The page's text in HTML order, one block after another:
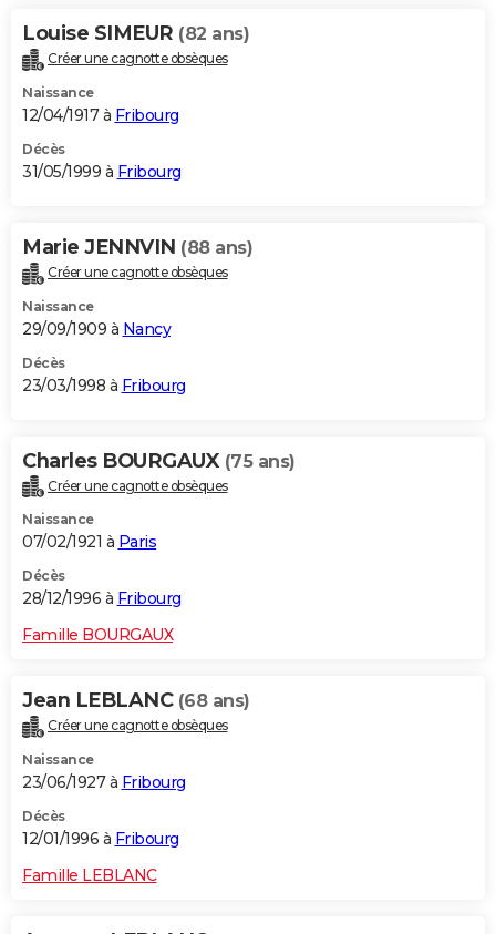
Louise SIMEUR (82 ans)
Créer une cagnotte obsèques
Naissance
12/04/1917 à Fribourg
Décès
31/05/1999 à Fribourg
Marie JENNVIN (88 ans)
Créer une cagnotte obsèques
Naissance
29/09/1909 à Nancy
Décès
23/03/1998 à Fribourg
Charles BOURGAUX (75 ans)
Créer une cagnotte obsèques
Naissance
07/02/1921 à Paris
Décès
28/12/1996 à Fribourg
Famille BOURGAUX
Jean LEBLANC (68 ans)
Créer une cagnotte obsèques
Naissance
23/06/1927 à Fribourg
Décès
12/01/1996 à Fribourg
Famille LEBLANC